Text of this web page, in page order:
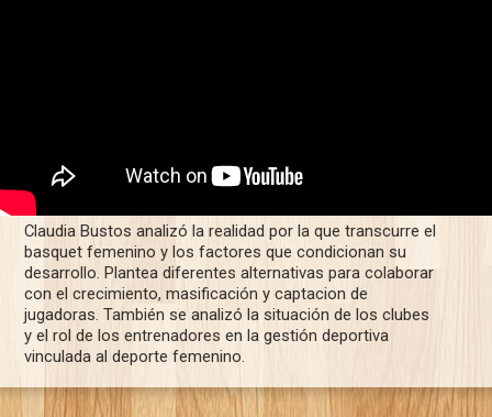
Claudia Bustos analizó la realidad por la que transcurre el
basquet femenino y los factores que condicionan su
desarrollo. Plantea diferentes alternativas para colaborar
con el crecimiento, masificación y captacion de
jugadoras. También se analizó la situación de los clubes
y el rol de los entrenadores en la gestión deportiva
vinculada al deporte femenino.